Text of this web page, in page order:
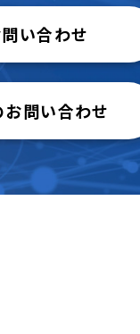
い合わせ
お問い合わせ